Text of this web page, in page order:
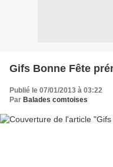
Gifs Bonne Fête
Publié le 07/01/2013 à 03:22
Par Balades comtoises